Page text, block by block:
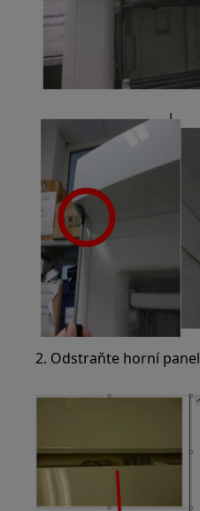
2. Odstraňte horní panel